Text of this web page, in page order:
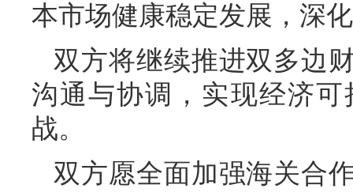
本市场健康稳定发展，深
双方将继续推进双多边
沟通与协调，实现经济
战。
双方愿全面加强海关合